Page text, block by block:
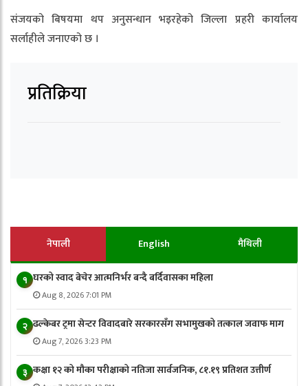
संजयको बिषयमा थप अनुसन्धान भइरहेको जिल्ला प्रहरी कार्यालय
सर्लाहीले जनाएको छ ।
प्रतिक्रिया
नेपाली English मैथिली
१ घरको स्वाद बेचेर आत्मनिर्भर बन्दै बर्दिवासका महिला
Aug 8, 2026 7:01 PM
२ ढल्केबर ट्रमा सेन्टर विवादबारे सरकारसँग सभामुखको तत्काल जवाफ माग
Aug 7, 2026 3:23 PM
३ कक्षा १२ को मौका परीक्षाको नतिजा सार्वजनिक, ८१.१९ प्रतिशत उत्तीर्ण